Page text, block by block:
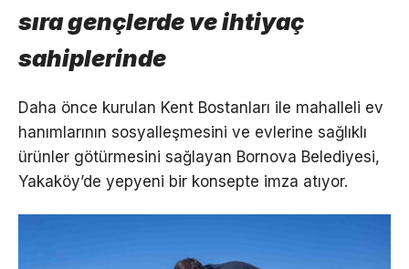
sıra gençlerde ve ihtiyaç
sahiplerinde
Daha önce kurulan Kent Bostanları ile mahalleli ev
hanımlarının sosyalleşmesini ve evlerine sağlıklı
ürünler götürmesini sağlayan Bornova Belediyesi,
Yakaköy’de yepyeni bir konsepte imza atıyor.